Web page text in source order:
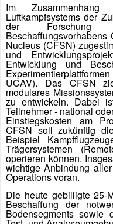
Im
Luftkampfsystems der
der Forschung
Nucleus (CFSN)
und
Entwicklung und
UCAV). Das CFSN
modulares
zu entwickeln. Dabei
Teilnehmer - national
Einstiegskosten am
CFSN soll zukünftig
Beispiel
Trägersystemen
operieren können.
wichtige Anbindung
Operations voran.
Die heute gebilligte 25-
Beschaffung der
Bodensegments sowie